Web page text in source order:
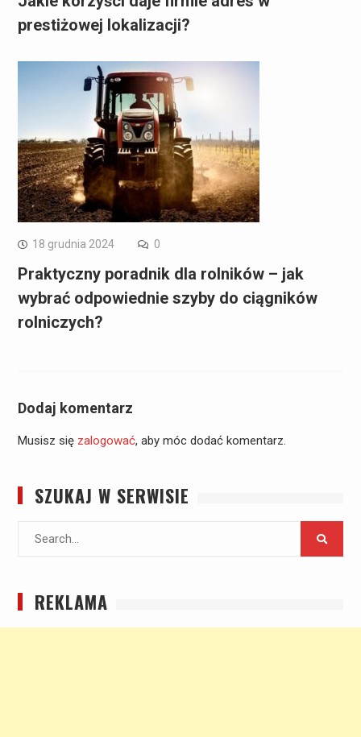
prestiżowej lokalizacji?
18 grudnia 2024 0
Praktyczny poradnik dla rolników – jak
wybrać odpowiednie szyby do ciągników
rolniczych?
Dodaj komentarz
Musisz się zalogować, aby móc dodać komentarz.
SZUKAJ W SERWISIE
REKLAMA